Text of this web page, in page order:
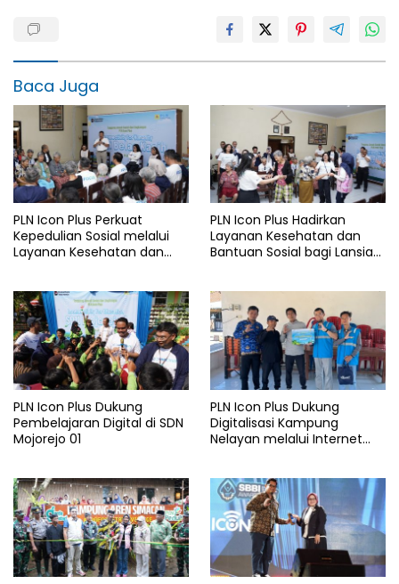
Baca Juga
PLN Icon Plus Perkuat
Kepedulian Sosial melalui
Layanan Kesehatan dan
PLN Icon Plus Hadirkan
Layanan Kesehatan dan
Bantuan Sosial bagi Lansia
PLN Icon Plus Dukung
Pembelajaran Digital di SDN
Mojorejo 01
PLN Icon Plus Dukung
Digitalisasi Kampung
Nelayan melalui Internet